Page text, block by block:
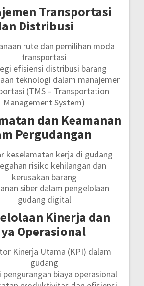
Transportasi
Distribusi
rute dan pemilihan moda
transportasi
efisiensi distribusi barang
teknologi dalam manajemen
(TMS – Transportation
Management System)
dan Keamanan
Pergudangan
keselamatan kerja di gudang
risiko kehilangan dan
kerusakan barang
siber dalam pengelolaan
gudang digital
Kinerja dan
Operasional
Kinerja Utama (KPI) dalam
gudang
biaya operasional